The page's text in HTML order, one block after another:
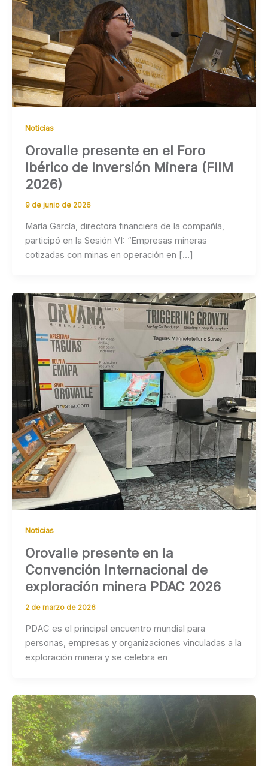
Noticias
Orovalle presente en el Foro
Ibérico de Inversión Minera (FIIM
2026)
9 de junio de 2026
María García, directora financiera de la compañía,
participó en la Sesión VI: “Empresas mineras
cotizadas con minas en operación en […]
Noticias
Orovalle presente en la
Convención Internacional de
exploración minera PDAC 2026
2 de marzo de 2026
PDAC es el principal encuentro mundial para
personas, empresas y organizaciones vinculadas a la
exploración minera y se celebra en